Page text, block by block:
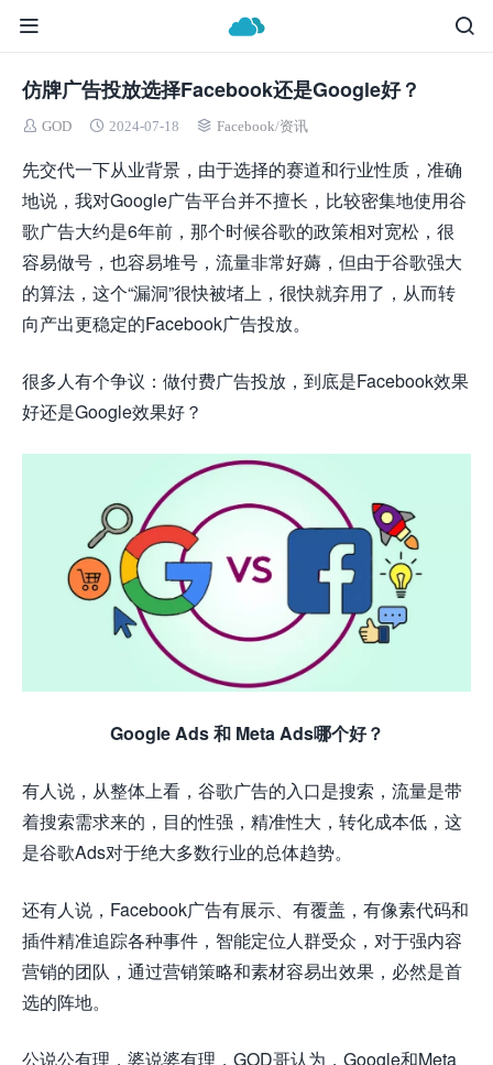
仿牌广告投放选择Facebook还是Google好？
GOD 2024-07-18 Facebook/资讯
先交代一下从业背景，由于选择的赛道和行业性质，准确
地说，我对Google广告平台并不擅长，比较密集地使用谷
歌广告大约是6年前，那个时候谷歌的政策相对宽松，很
容易做号，也容易堆号，流量非常好薅，但由于谷歌强大
的算法，这个“漏洞”很快被堵上，很快就弃用了，从而转
向产出更稳定的Facebook广告投放。
很多人有个争议：做付费广告投放，到底是Facebook效果
好还是Google效果好？
Google Ads 和 Meta Ads哪个好？
有人说，从整体上看，谷歌广告的入口是搜索，流量是带
着搜索需求来的，目的性强，精准性大，转化成本低，这
是谷歌Ads对于绝大多数行业的总体趋势。
还有人说，Facebook广告有展示、有覆盖，有像素代码和
插件精准追踪各种事件，智能定位人群受众，对于强内容
营销的团队，通过营销策略和素材容易出效果，必然是首
选的阵地。
公说公有理，婆说婆有理，GOD哥认为，Google和Meta